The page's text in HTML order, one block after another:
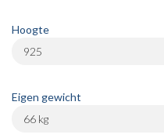
Hoogte
925
Eigen gewicht
66 kg